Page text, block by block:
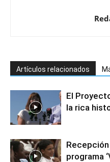
Artículos relacionados
El
la rica
programa